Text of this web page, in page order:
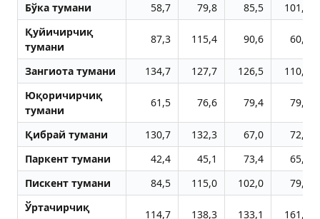
Бўка тумани 58,7 79,8 85,5
101,3
Қуйичирчиқ
тумани
87,3 115,4 90,6 60,4
Зангиота тумани 134,7 127,7 126,5
110,7
Юқоричирчиқ
тумани
61,5 76,6 79,4 79,4
Қибрай тумани 130,7 132,3 67,0
72,2
Паркент тумани
42,4 45,1 73,4
65,3
Пискент тумани
84,5 115,0 102,0
79,5
Ўртачирчиқ
114,7 138,3 133,1 161,6